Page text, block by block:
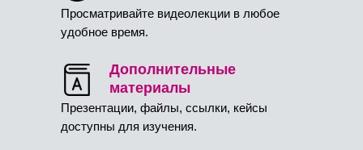
Просматривайте видеолекции в любое
удобное время.
Дополнительные
материалы
Презентации, файлы, ссылки, кейсы
доступны для изучения.